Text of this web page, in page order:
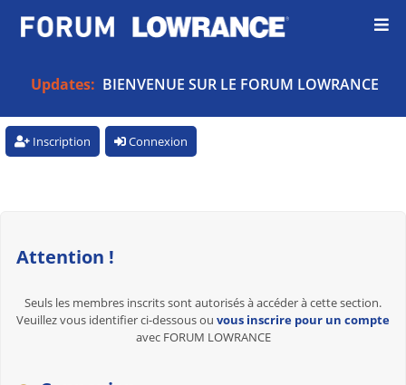
Updates: BIENVENUE SUR LE FORUM LOWRANCE
Inscription Connexion
Attention !
Seuls les membres inscrits sont autorisés à accéder à cette section.
Veuillez vous identifier ci-dessous ou vous inscrire pour un compte
avec FORUM LOWRANCE